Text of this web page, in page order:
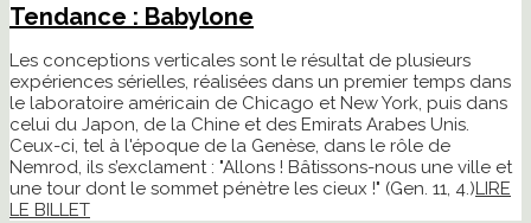
Tendance : Babylone
Les conceptions verticales sont le résultat de plusieurs
expériences sérielles, réalisées dans un premier temps dans
le laboratoire américain de Chicago et New York, puis dans
celui du Japon, de la Chine et des Emirats Arabes Unis.
Ceux-ci, tel à l'époque de la Genèse, dans le rôle de
Nemrod, ils s’exclament : "Allons ! Bâtissons-nous une ville et
une tour dont le sommet pénètre les cieux !" (Gen. 11, 4.)LIRE
LE BILLET